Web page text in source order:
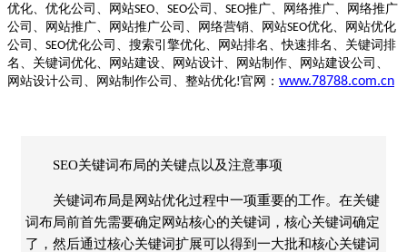
优化、优化公司、网站SEO SEO公司、 SEO推广、网络推广、网络推广
公司、网站推广、网站推广公司、网络营销、网站SEO优化、网站优化
公司、 SEO优化公司、搜索引擎优化、网站排名、快速排名、关键词排
名、关键词优化、网站建设、网站设计、网站制作、网站建设公司、
网站设计公司、网站制作公司、整站优化!官网： www.78788.com.cn
SEO关键词布局的关键点以及注意事项
关键词布局是网站优化过程中一项重要的工作。在关键
词布局前首先需要确定网站核心的关键词，核心关键词确定
了，然后通过核心关键词扩展可以得到一大批和核心关键词